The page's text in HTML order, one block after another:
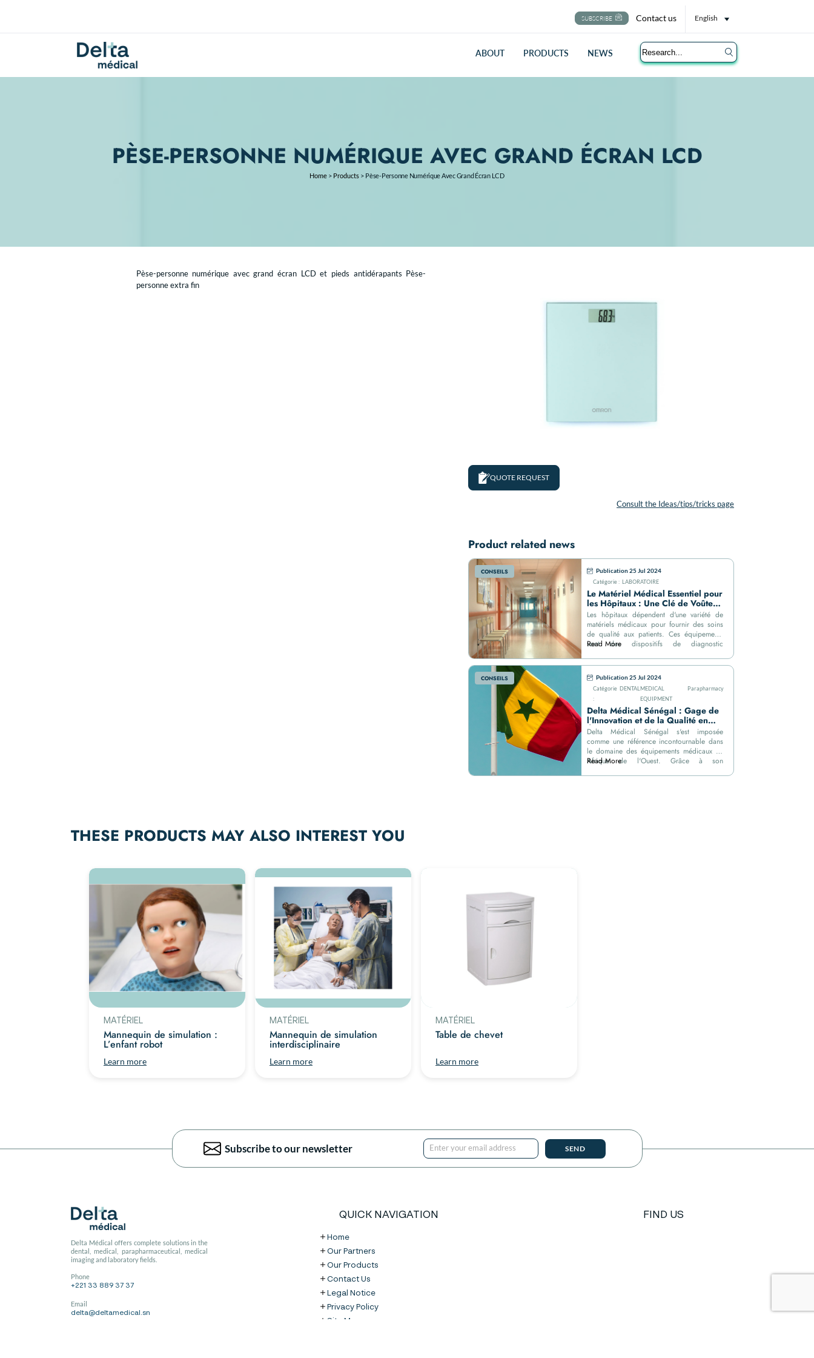
SUBSCRIBE Contact us English
ABOUT PRODUCTS NEWS Search
PÈSE-PERSONNE NUMÉRIQUE AVEC GRAND ÉCRAN LCD
Home > Products > Pèse-Personne Numérique Avec Grand Écran LCD
Pèse-personne numérique avec grand écran LCD et pieds antidérapants Pèse-
personne extra fin
QUOTE REQUEST
Consult the Ideas/tips/tricks page
Product related news
CONSEILS Publication 25 Jul 2024
Catégorie : LABORATOIRE
Le Matériel Médical Essentiel pour
les Hôpitaux : Une Clé de Voûte
pour des Soins de Qualité
Les hôpitaux dépendent d'une variété de
matériels médicaux pour fournir des soins
de qualité aux patients. Ces équipements
vont des dispositifs de diagnostic
base, chacun jouant un rôle crucial dans le
traitement des maladies et des blessures.
Cet article explore les principaux types de
matériels…
Read More
CONSEILS Publication 25 Jul 2024
Catégorie
:
DENTALMEDICAL
EQUIPMENT
Parapharmacy
Delta Médical Sénégal : Gage de
l'Innovation et de la Qualité en
Équipements Médicaux
Delta Médical Sénégal s'est imposée
comme une référence incontournable dans
le domaine des équipements médicaux en
Afrique de l'Ouest. Grâce à son
Read More
THESE PRODUCTS MAY ALSO INTEREST YOU
MATÉRIEL
Mannequin de simulation :
L’enfant robot
Learn more
MATÉRIEL
Mannequin de simulation
interdisciplinaire
Learn more
MATÉRIEL
Table de chevet
Learn more
Subscribe to our newsletter Enter your email address SEND
Delta Médical offers complete solutions in the
dental, medical, parapharmaceutical, medical
imaging and laboratory fields.
Phone
+221 33 889 37 37
Email
delta@deltamedical.sn
QUICK NAVIGATION
Home
Our Partners
Our Products
Contact Us
Legal Notice
Privacy Policy
Site Map
FIND US